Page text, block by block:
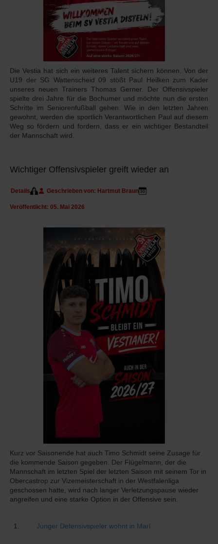
Die Vestia hat sich ein weiteres Talent sichern können. Von der
U19 der SG Wattenscheid 09 stößt Paul Heilken zum Kader
unseres neuen Trainers Thomas Gerner. Der Offensivspieler
spielte drei Jahre für die Bochumer und möchte nun die ersten
Schritte im Seniorenfußball gehen. Wie in den letzten Jahren
gewohnt, werden die sportlich Verantwortlichen Paul auf diesem
Weg so fördern und fordern, dass er ein wichtiger Bestandteil
der Mannschaft wird.
Wichtiger Offensivspieler greift wieder an
Details Geschrieben von: Hartmut Braun
Veröffentlicht: 05. Mai 2026
Kurz vor Saisonende hat auch Timo Schmidt seine Zusage für
die kommende Saison gegeben. Der Flügelmann, der die
Mannschaft im letzten Spiel der letzten Saison mit seinem Tor in
Obercastrop zur Vizemeisterschaft in der Westfalenliga
geschossen hatte, wird nach langer Verletzungspause wieder
angreifen und eine starke Option in der Offensive sein.
Junger Defensivspieler wohnt in Marl